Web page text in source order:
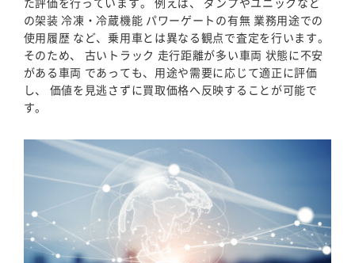
の架装 冷凍・冷蔵機能 パワーゲートの有無 業務用途での
使用履歴 など、乗用車とは異なる観点で査定を行います。
そのため、 古いトラック 走行距離が多い車両 状態に不安
がある車両 であっても、用途や需要に応じて適正に評価
し、 価値を見逃さずに買取価格へ反映することが可能で
す。